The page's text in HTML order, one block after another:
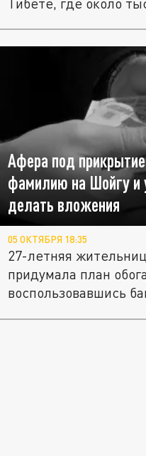
Афера под
фамилию на Шойгу и
делать вложения
05 ОКТЯБРЯ 18:35
27-летняя
придумала план
воспользовавшись